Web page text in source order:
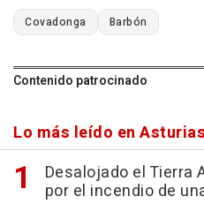
Covadonga Barbón
Contenido patrocinado
Lo más leído en Asturias
Desalojado el Tierra
por el incendio de